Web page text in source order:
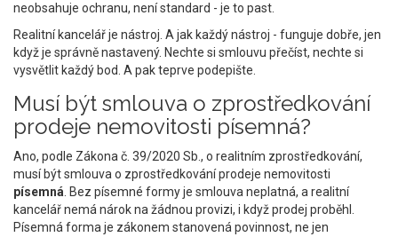
neobsahuje ochranu, není standard - je to past.
Realitní kancelář je nástroj. A jak každý nástroj - funguje dobře, jen
když je správně nastavený. Nechte si smlouvu přečíst, nechte si
vysvětlit každý bod. A pak teprve podepište.
Musí být smlouva o zprostředkování
prodeje nemovitosti písemná?
Ano, podle Zákona č. 39/2020 Sb., o realitním zprostředkování,
musí být smlouva o zprostředkování prodeje nemovitosti
písemná. Bez písemné formy je smlouva neplatná, a realitní
kancelář nemá nárok na žádnou provizi, i když prodej proběhl.
Písemná forma je zákonem stanovená povinnost, ne jen